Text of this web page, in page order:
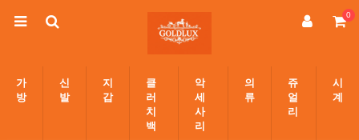
0
가
방
신
발
지
갑
클
러
치
백
악
세
사
리
의
류
쥬
얼
리
시
계